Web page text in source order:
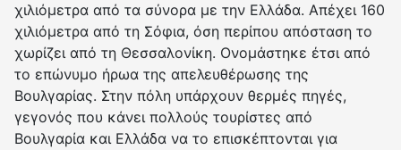
χιλιόμετρα από τα σύνορα με την Ελλάδα. Απέχει 160
χιλιόμετρα από τη Σόφια, όση περίπου απόσταση το
χωρίζει από τη Θεσσαλονίκη. Ονομάστηκε έτσι από
το επώνυμο ήρωα της απελευθέρωσης της
Βουλγαρίας. Στην πόλη υπάρχουν θερμές πηγές,
γεγονός που κάνει πολλούς τουρίστες από
Βουλγαρία και Ελλάδα να το επισκέπτονται για